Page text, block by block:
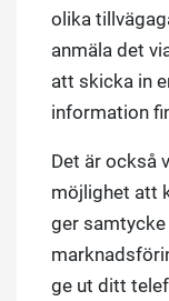
olika
anmäla det
att skicka in
information
Det är också
möjlighet att
ger
ge ut ditt